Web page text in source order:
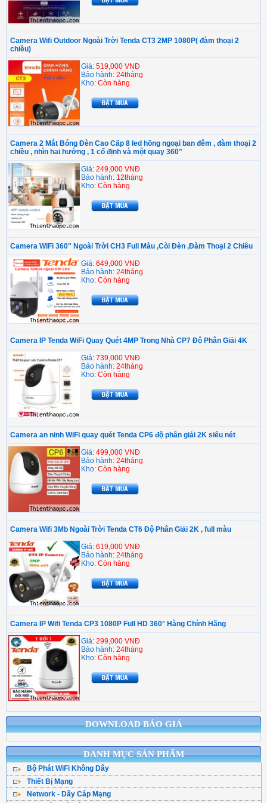
DOWNLOAD BÁO GIÁ
DANH MỤC SẢN PHẨM
Bộ Phát WiFi Không Dây
Bộ Phát WiFi TPLink
WiFi Tenda - DLink
Thiết Bị Mạng
WiFi Mesh
Network - Dây Cáp Mạng
Camera Wifi Outdoor Ngoài Trời Tenda CT3 2MP 1080P( đàm thoại 2
chiều)
Giá: 519,000 VNĐ
Bảo hành: 24tháng
Kho: Còn hàng
Camera 2 Mắt Bóng Đèn Cao Cấp 8 led hồng ngoại ban đêm , đàm thoại 2
chiều , nhìn hai hướng , 1 cố định và một quay 360"
Giá: 249,000 VNĐ
Bảo hành: 12tháng
Kho: Còn hàng
Camera WiFi 360" Ngoài Trời CH3 Full Màu ,Còi Đèn ,Đàm Thoại 2 Chiều
Giá: 649,000 VNĐ
Bảo hành: 24tháng
Kho: Còn hàng
Camera IP Tenda WiFi Quay Quét 4MP Trong Nhà CP7 Độ Phân Giải 4K
Giá: 739,000 VNĐ
Bảo hành: 24tháng
Kho: Còn hàng
Camera an ninh WiFi quay quét Tenda CP6 độ phân giải 2K siêu nét
Giá: 499,000 VNĐ
Bảo hành: 24tháng
Kho: Còn hàng
Camera Wifi 3Mb Ngoài Trời Tenda CT6 Độ Phân Giải 2K , full màu
Giá: 619,000 VNĐ
Bảo hành: 24tháng
Kho: Còn hàng
Camera IP Wifi Tenda CP3 1080P Full HD 360° Hàng Chính Hãng
Giá: 299,000 VNĐ
Bảo hành: 24tháng
Kho: Còn hàng